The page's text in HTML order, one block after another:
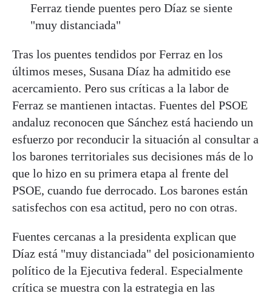
Ferraz tiende puentes pero Díaz se siente
"muy distanciada"
Tras los puentes tendidos por Ferraz en los
últimos meses, Susana Díaz ha admitido ese
acercamiento. Pero sus críticas a la labor de
Ferraz se mantienen intactas. Fuentes del PSOE
andaluz reconocen que Sánchez está haciendo un
esfuerzo por reconducir la situación al consultar a
los barones territoriales sus decisiones más de lo
que lo hizo en su primera etapa al frente del
PSOE, cuando fue derrocado. Los barones están
satisfechos con esa actitud, pero no con otras.
Fuentes cercanas a la presidenta explican que
Díaz está "muy distanciada" del posicionamiento
político de la Ejecutiva federal. Especialmente
crítica se muestra con la estrategia en las